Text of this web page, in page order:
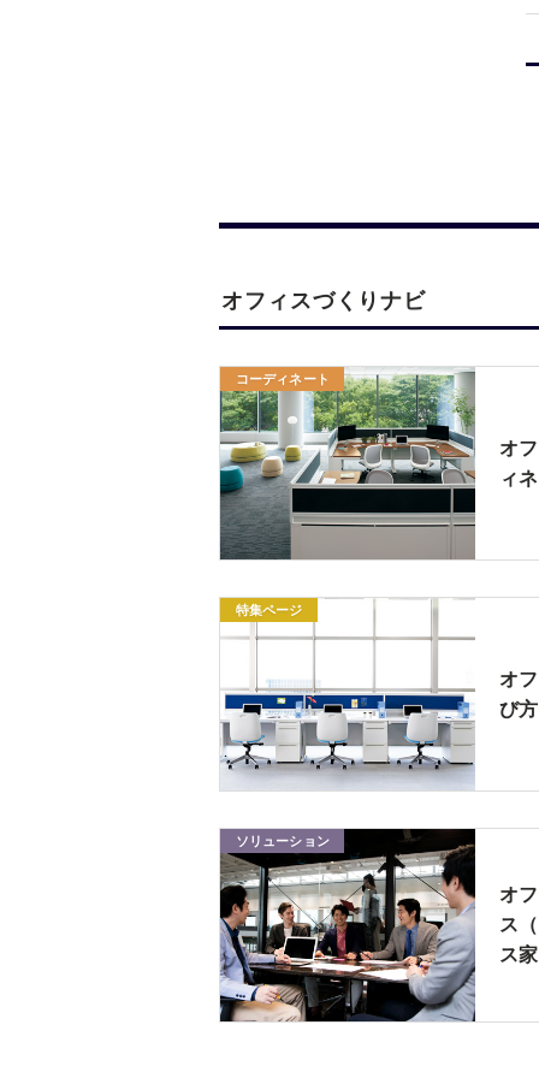
オフィスづくりナビ
コーディネート
オ
ィ
特集ページ
オ
び方
ソリューション
オ
ス
ス